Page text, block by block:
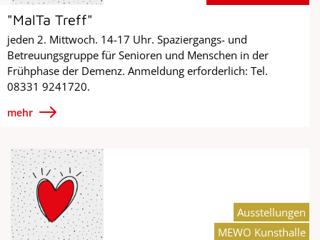
"MalTa Treff"
jeden 2. Mittwoch. 14-17 Uhr. Spaziergangs- und
Betreuungsgruppe für Senioren und Menschen in der
Frühphase der Demenz. Anmeldung erforderlich: Tel.
08331 9241720.
mehr
Ausstellungen
MEWO Kunsthalle